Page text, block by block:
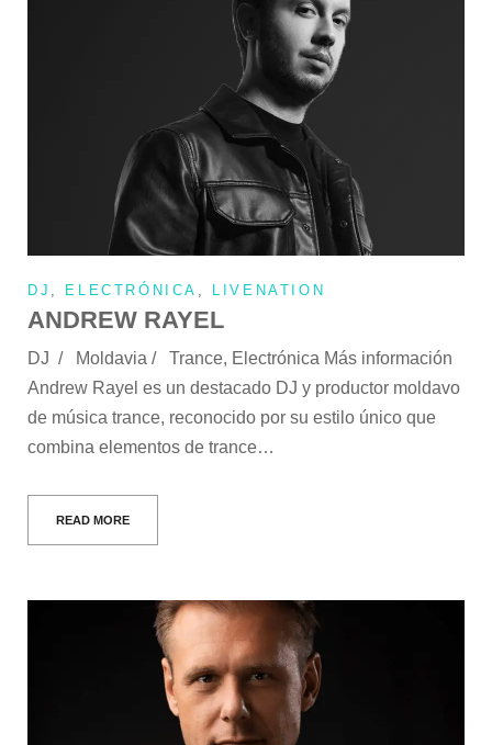
DJ ELECTRÓNICA LIVENATION
ANDREW RAYEL
DJ / Moldavia / Trance, Electrónica Más información
Andrew Rayel es un destacado DJ y productor moldavo
de música trance, reconocido por su estilo único que
combina elementos de trance…
READ MORE